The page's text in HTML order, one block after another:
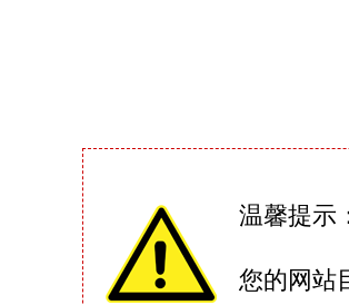
温馨提示
您的网站